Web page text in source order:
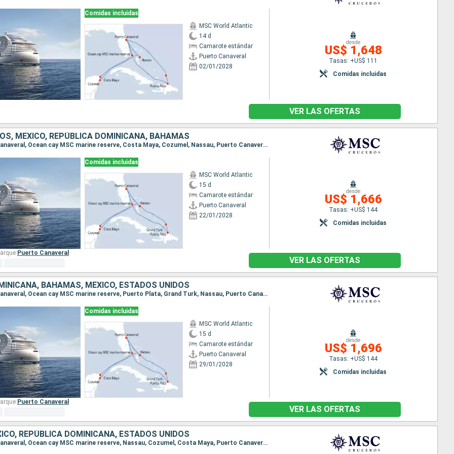
Comidas incluidas
MSC World Atlantic
14 d
Camarote estándar
Puerto Canaveral
02/01/2028
desde
US$ 1,648
Tasas: +US$ 111
Comidas incluidas
VER LAS OFERTAS
MÉXICO, REPÚBLICA DOMINICANA, BAHAMAS
Itinerario : Puerto Canaveral, Ocean cay MSC marine reserve, Costa Maya, Cozumel, Nassau, Puerto Canaveral, Ocean cay MSC marine reserve, Puerto Plata, Grand Turk, Nassau, Puerto Canaveral
Comidas incluidas
MSC World Atlantic
15 d
Camarote estándar
Puerto Canaveral
22/01/2028
desde
US$ 1,666
Tasas: +US$ 144
Comidas incluidas
Puerto Canaveral
VER LAS OFERTAS
BAHAMAS, MÉXICO, ESTADOS UNIDOS
Itinerario : Puerto Canaveral, Ocean cay MSC marine reserve, Puerto Plata, Grand Turk, Nassau, Puerto Canaveral, Ocean cay MSC marine reserve, Costa Maya, Cozumel, Nassau, Puerto Canaveral
Comidas incluidas
MSC World Atlantic
15 d
Camarote estándar
Puerto Canaveral
29/01/2028
desde
US$ 1,696
Tasas: +US$ 144
Comidas incluidas
Puerto Canaveral
VER LAS OFERTAS
REPÚBLICA DOMINICANA, ESTADOS UNIDOS
Itinerario : Puerto Canaveral, Ocean cay MSC marine reserve, Nassau, Cozumel, Costa Maya, Puerto Canaveral, Ocean cay MSC marine reserve, Grand Turk, Puerto Plata, Nassau, Puerto Canaveral